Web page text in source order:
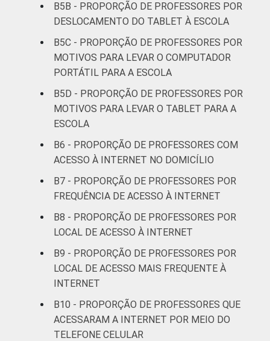
Ensino
Médio
94
¹ Base: 1604 professores que possuem
computador portátil no domicílio. Respostas
entre setembro e dezembro de 2013.
Fonte: NIC.br - set 2013 / dez 2013
B5B - PROPORÇÃO DE PROFESSORES POR
DESLOCAMENTO DO TABLET À ESCOLA
B5C - PROPORÇÃO DE PROFESSORES POR
MOTIVOS PARA LEVAR O COMPUTADOR
PORTÁTIL PARA A ESCOLA
B5D - PROPORÇÃO DE PROFESSORES POR
MOTIVOS PARA LEVAR O TABLET PARA A
ESCOLA
B6 - PROPORÇÃO DE PROFESSORES COM
ACESSO À INTERNET NO DOMICÍLIO
B7 - PROPORÇÃO DE PROFESSORES POR
FREQUÊNCIA DE ACESSO À INTERNET
B8 - PROPORÇÃO DE PROFESSORES POR
LOCAL DE ACESSO À INTERNET
B9 - PROPORÇÃO DE PROFESSORES POR
LOCAL DE ACESSO MAIS FREQUENTE À
INTERNET
B10 - PROPORÇÃO DE PROFESSORES QUE
ACESSARAM A INTERNET POR MEIO DO
TELEFONE CELULAR